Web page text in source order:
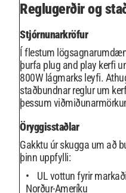
Reglugerðir og
Stjórnunarkröfur
Í flestum
þurfa plug and play kerfi
800W lágmarks leyfi.
staðbundnar reglur um
þessum
Öryggisstaðlar
Gakktu úr skugga um að
þinn uppfylli:
UL vottun fyrir
Norður-Ameríku